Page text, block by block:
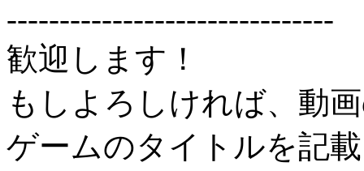
-------------------------------
歓迎します！
もしよろしければ、動
ゲームのタイトルを記